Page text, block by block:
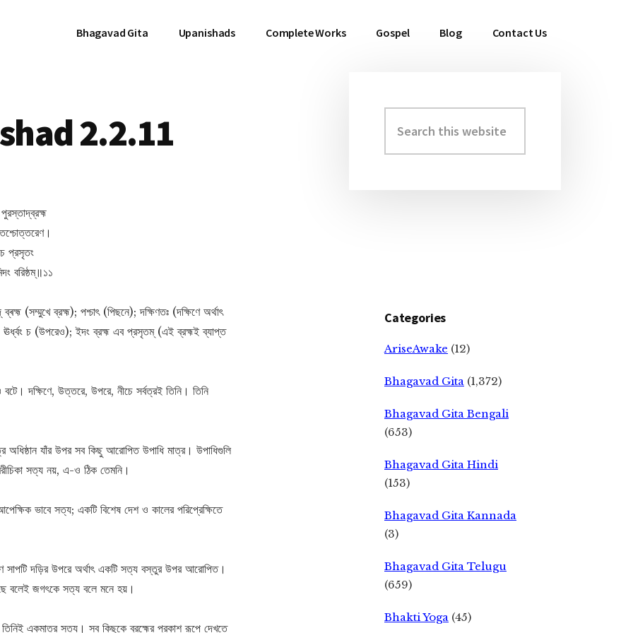
Bhagavad Gita Upanishads Complete Works Gospel Blog Contact Us
2.2.11
চ প্রসৃতং
বরিষ্ঠম্‌॥১১
ব্রহ্ম); পশ্চাৎ (পিছনে); দক্ষিণতঃ (দক্ষিণে অর্থাৎ
চ (উপরেও); ইদং ব্রহ্ম এব প্রসৃতম্ (এই ব্রহ্মই ব্যাপ্ত
দক্ষিণে, উত্তরে, উপরে, নীচে সর্বত্রই তিনি। তিনি
যাঁর উপর সব কিছু আরোপিত উপাধি মাত্র। উপাধিগুলি
সত্য নয়, এ-ও ঠিক তেমনি।
ভাবে সত্য; একটি বিশেষ দেশ ও কালের পরিপ্রেক্ষিতে
সাপটি দড়ির উপরে অর্থাৎ একটি সত্য বস্তুর উপর আরোপিত।
বলেই জগৎকে সত্য বলে মনে হয়।
তিনিই একমাত্র সত্য। সব কিছুকে ব্রহ্মের প্রকাশ রূপে দেখতে
Primary
Sidebar
this
website
Categories
AriseAwake (12)
Bhagavad Gita (1,372)
Bhagavad Gita Bengali
(653)
Bhagavad Gita Hindi
(153)
Bhagavad Gita Kannada
(3)
Bhagavad Gita Telugu
(659)
Bhakti Yoga (45)